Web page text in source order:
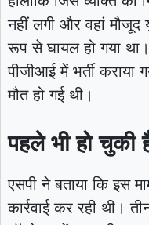
नहीं लगी और वहां
रूप से घायल हो गया
पीजीआई में भर्ती कराया
मौत हो गई थी।
पहले भी हो चुकी
एसपी ने बताया कि इस
कार्रवाई कर रही थी।